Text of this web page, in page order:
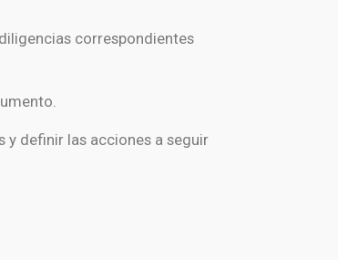
correspondientes
y definir las acciones a seguir